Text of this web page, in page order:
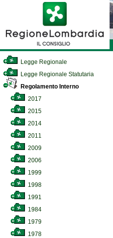
Legge Regionale
Legge Regionale Statutaria
Regolamento Interno
2017
2015
2014
2011
2009
2006
1999
1998
1991
1984
1979
1978